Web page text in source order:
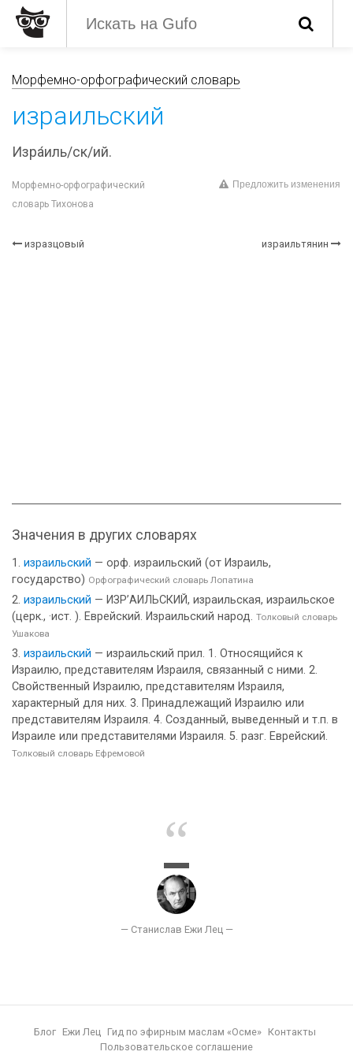
Морфемно-орфографический словарь
израильский
Изра́иль/ск/ий.
Морфемно-орфографический
словарь Тихонова
Предложить изменения
изразцовый израильтянин
Значения в других словарях
израильский — орф. израильский (от Израиль,
государство) Орфографический словарь Лопатина
израильский — ИЗР’АИЛЬСКИЙ, израильская, израильское
(церк., ·ист. ). Еврейский. Израильский народ. Толковый словарь
Ушакова
израильский — израильский прил. 1. Относящийся к
Израилю, представителям Израиля, связанный с ними. 2.
Свойственный Израилю, представителям Израиля,
характерный для них. 3. Принадлежащий Израилю или
представителям Израиля. 4. Созданный, выведенный и т.п. в
Израиле или представителями Израиля. 5. разг. Еврейский.
Толковый словарь Ефремовой
Блог Ежи Лец Гид по эфирным маслам «Осме»
Контакты
Пользовательское соглашение